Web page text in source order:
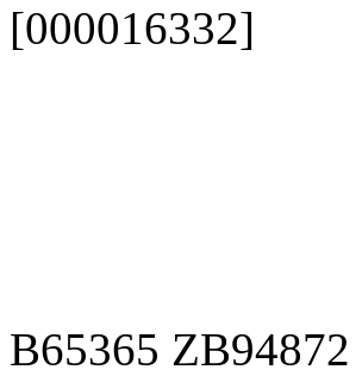
[000016332]
B65365 ZB94872